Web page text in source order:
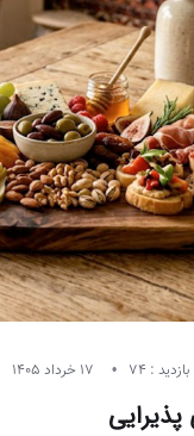
بازدید : 74